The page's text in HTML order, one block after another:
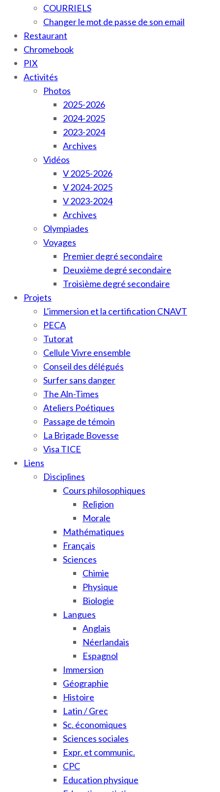
COURRIELS
Changer le mot de passe de son email
Restaurant
Chromebook
PIX
Activités
Photos
2025-2026
2024-2025
2023-2024
Archives
Vidéos
V 2025-2026
V 2024-2025
V 2023-2024
Archives
Olympiades
Voyages
Premier degré secondaire
Deuxième degré secondaire
Troisième degré secondaire
Projets
L’immersion et la certification CNAVT
PECA
Tutorat
Cellule Vivre ensemble
Conseil des délégués
Surfer sans danger
The Aln-Times
Ateliers Poétiques
Passage de témoin
La Brigade Bovesse
Visa TICE
Liens
Disciplines
Cours philosophiques
Religion
Morale
Mathématiques
Français
Sciences
Chimie
Physique
Biologie
Langues
Anglais
Néerlandais
Espagnol
Immersion
Géographie
Histoire
Latin / Grec
Sc. économiques
Sciences sociales
Expr. et communic.
CPC
Education physique